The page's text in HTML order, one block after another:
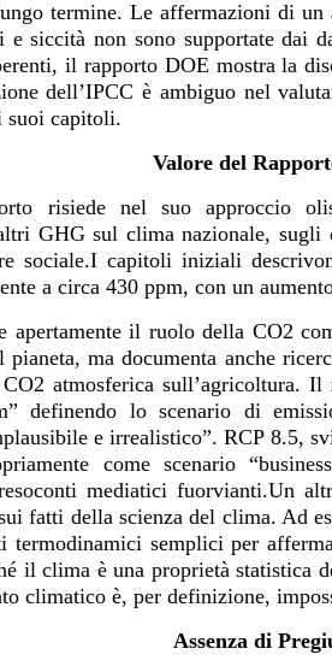
termine. Le affermazioni di
e siccità non sono supportate dai
il rapporto DOE mostra la
dell’IPCC è ambiguo nel
suoi capitoli.
Valore del
risiede nel suo approccio
GHG sul clima nazionale,
sociale.I capitoli iniziali
a circa 430 ppm, con un
apertamente il ruolo della CO2
pianeta, ma documenta anche
atmosferica sull’agricoltura. Il
definendo lo scenario di
e irrealistico”. RCP 8.5,
come scenario
mediatici fuorvianti.Un
fatti della scienza del clima. Ad
termodinamici semplici per
il clima è una proprietà statistica
climatico è, per definizione,
Assenza di